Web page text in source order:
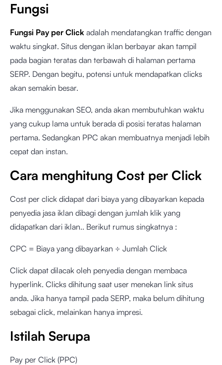
Fungsi
Fungsi Pay per Click adalah mendatangkan traffic dengan
waktu singkat. Situs dengan iklan berbayar akan tampil
pada bagian teratas dan terbawah di halaman pertama
SERP. Dengan begitu, potensi untuk mendapatkan clicks
akan semakin besar.
Jika menggunakan SEO, anda akan membutuhkan waktu
yang cukup lama untuk berada di posisi teratas halaman
pertama. Sedangkan PPC akan membuatnya menjadi lebih
cepat dan instan.
Cara menghitung Cost per Click
Cost per click didapat dari biaya yang dibayarkan kepada
penyedia jasa iklan dibagi dengan jumlah klik yang
didapatkan dari iklan.. Berikut rumus singkatnya :
CPC = Biaya yang dibayarkan ÷ Jumlah Click
Click dapat dilacak oleh penyedia dengan membaca
hyperlink. Clicks dihitung saat user menekan link situs
anda. Jika hanya tampil pada SERP, maka belum dihitung
sebagai click, melainkan hanya impresi.
Istilah Serupa
Pay per Click (PPC)